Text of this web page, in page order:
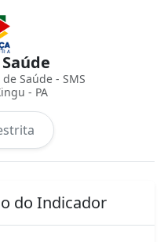
Saúde - SMS
- PA
do Indicador